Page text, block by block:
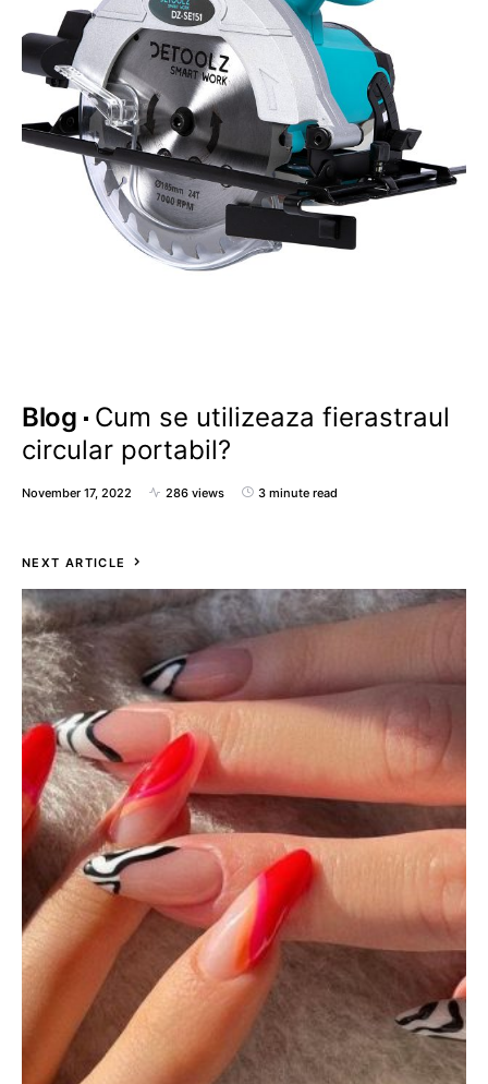
Blog
Cum se utilizeaza fierastraul
circular portabil?
November 17, 2022 286 views 3 minute read
NEXT ARTICLE